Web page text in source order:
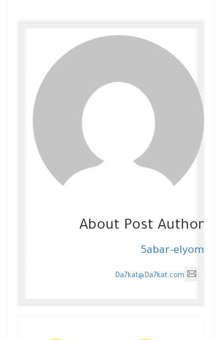
About Post Author
5abar-elyom
Da7kat@Da7kat.com